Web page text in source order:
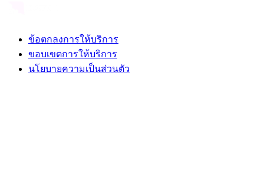
ข้อตกลงการให้บริการ
ขอบเขตการให้บริการ
นโยบายความเป็นส่วนตัว